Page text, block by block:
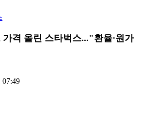
격 올린 스타벅스..."환율·원가
07:49